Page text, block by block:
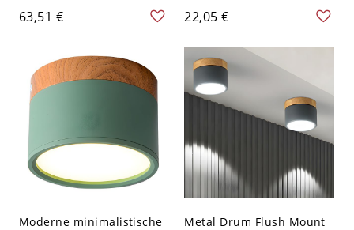
Glas 1-Licht Schwarz
Halb-Flush-Montage-Licht
63,51 €
mit 1 Licht für
Restaurants - Weiß 110V-
120V 8,89 cm Weißlicht
22,05 €
Moderne minimalistische
Metal Drum Flush Mount